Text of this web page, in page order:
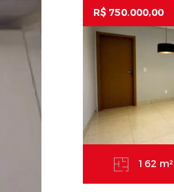
R$ 750.000,00
162 m²